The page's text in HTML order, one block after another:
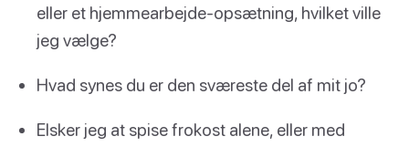
eller et hjemmearbejde-opsætning, hvilket ville
jeg vælge?
Hvad synes du er den sværeste del af mit jo?
Elsker jeg at spise frokost alene, eller med